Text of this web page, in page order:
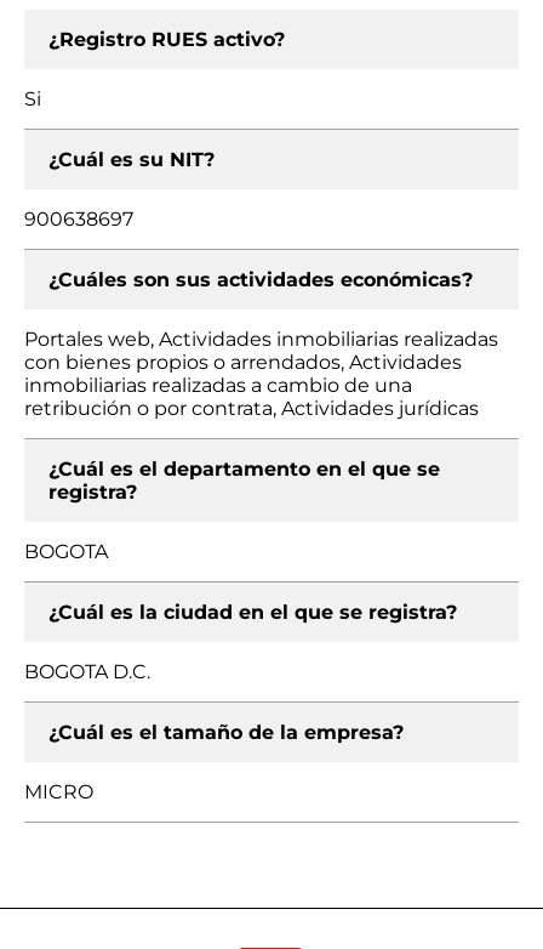
¿Registro RUES activo?
Si
¿Cuál es su NIT?
900638697
¿Cuáles son sus actividades económicas?
Portales web, Actividades inmobiliarias realizadas
con bienes propios o arrendados, Actividades
inmobiliarias realizadas a cambio de una
retribución o por contrata, Actividades jurídicas
¿Cuál es el departamento en el que se
registra?
BOGOTA
¿Cuál es la ciudad en el que se registra?
BOGOTA D.C.
¿Cuál es el tamaño de la empresa?
MICRO